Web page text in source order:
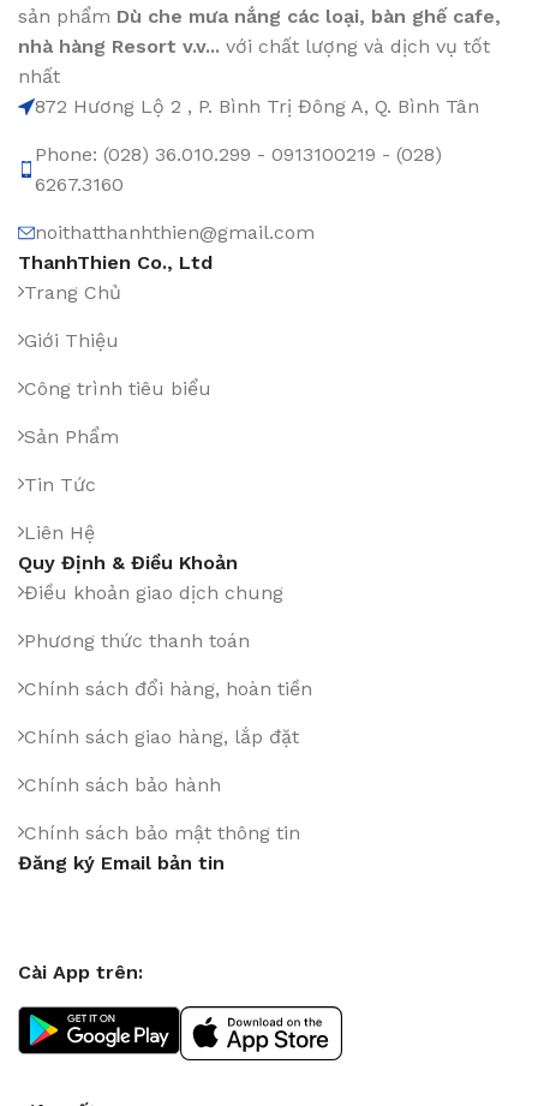
sản phẩm Dù che mưa nắng các loại, bàn ghế cafe,
nhà hàng Resort v.v... với chất lượng và dịch vụ tốt
nhất
872 Hương Lộ 2 , P. Bình Trị Đông A, Q. Bình Tân
Phone: (028) 36.010.299 - 0913100219 - (028)
6267.3160
noithatthanhthien@gmail.com
ThanhThien Co., Ltd
Trang Chủ
Giới Thiệu
Công trình tiêu biểu
Sản Phẩm
Tin Tức
Liên Hệ
Quy Định & Điều Khoản
Điều khoản giao dịch chung
Phương thức thanh toán
Chính sách đổi hàng, hoàn tiền
Chính sách giao hàng, lắp đặt
Chính sách bảo hành
Chính sách bảo mật thông tin
Đăng ký Email bản tin
Cài App trên: